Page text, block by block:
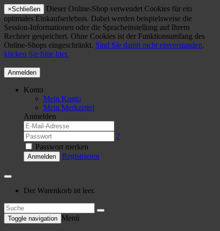
×Schließen
Dieser Online-Shop verwendet Cookies für ein
optimales Einkaufserlebnis. Dabei werden beispielsweise die
Session-Informationen oder die Spracheinstellung auf Ihrem
Rechner gespeichert. Ohne Cookies ist der Funktionsumfang des
Online-Shops eingeschränkt. Sind Sie damit nicht einverstanden,
klicken Sie bitte hier.
Anmelden
Konto
Mein Konto
Mein Merkzettel
Anmelden
?
Passwort merken
Anmelden Registrieren
Der Warenkorb ist leer.
Toggle navigation Menü